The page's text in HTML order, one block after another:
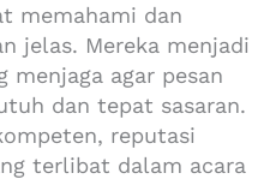
memahami dan
jelas. Mereka menjadi
menjaga agar pesan
dan tepat sasaran.
reputasi
terlibat dalam acara